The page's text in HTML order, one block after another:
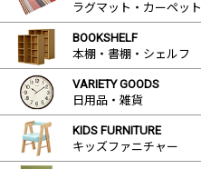
ラグマット・カーペット
BOOKSHELF
本棚・書棚・シェルフ
VARIETY GOODS
日用品・雑貨
KIDS FURNITURE
キッズファニチャー